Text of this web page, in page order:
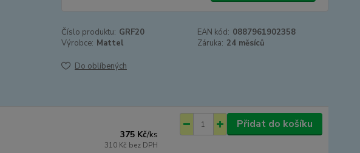
Číslo produktu: GRF20 EAN kód: 0887961902358
Výrobce: Mattel Záruka: 24 měsíců
Do oblíbených
375 Kč/ks
310 Kč bez DPH
Přidat do košíku